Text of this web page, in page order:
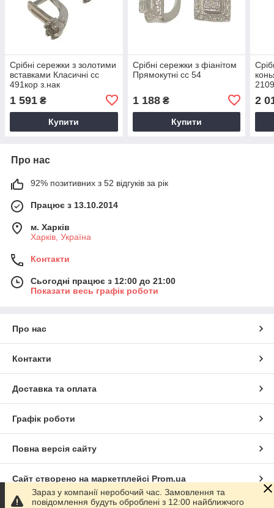
Срібні сережки з золотими
вставками Класичні сс
491кор з.нак
1 591 ₴
Купити
Срібні сережки з фіанітом
Прямокутні сс 54
1 188₴
Купити
2
Про нас
92% позитивних з 52 відгуків за рік
Працює з 13.10.2014
м. Харків
Харків, Україна
Контакти
Сьогодні працює з 12:00 до 21:00
Показати весь графік роботи
Про нас
Контакти
Доставка та оплата
Графік роботи
Повна версія сайту
Сайт створено на маркетплейсі Prom.ua
Зараз у компанії неробочий час. Замовлення та
повідомлення будуть оброблені з 12:00 найближчого